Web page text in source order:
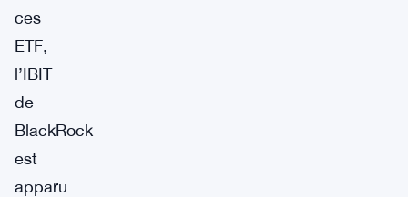
ces
ETF,
l’IBIT
de
BlackRock
est
apparu